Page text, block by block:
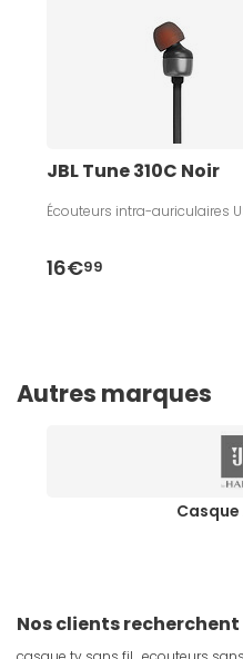
JBL Tune 310C Noir
Écouteurs intra-auriculaires
16€99
Autres marques
Casque
Nos clients recherchent